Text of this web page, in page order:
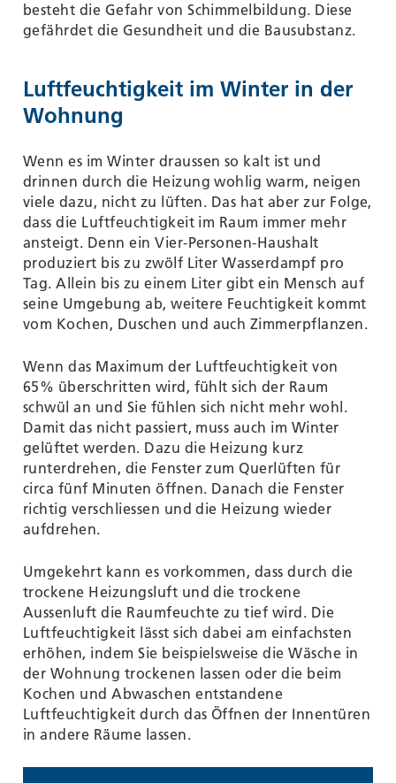
besteht die Gefahr von Schimmelbildung. Diese
gefährdet die Gesundheit und die Bausubstanz.
Luftfeuchtigkeit im Winter in der
Wohnung
Wenn es im Winter draussen so kalt ist und
drinnen durch die Heizung wohlig warm, neigen
viele dazu, nicht zu lüften. Das hat aber zur Folge,
dass die Luftfeuchtigkeit im Raum immer mehr
ansteigt. Denn ein Vier-Personen-Haushalt
produziert bis zu zwölf Liter Wasserdampf pro
Tag. Allein bis zu einem Liter gibt ein Mensch auf
seine Umgebung ab, weitere Feuchtigkeit kommt
vom Kochen, Duschen und auch Zimmerpflanzen.
Wenn das Maximum der Luftfeuchtigkeit von
65% überschritten wird, fühlt sich der Raum
schwül an und Sie fühlen sich nicht mehr wohl.
Damit das nicht passiert, muss auch im Winter
gelüftet werden. Dazu die Heizung kurz
runterdrehen, die Fenster zum Querlüften für
circa fünf Minuten öffnen. Danach die Fenster
richtig verschliessen und die Heizung wieder
aufdrehen.
Umgekehrt kann es vorkommen, dass durch die
trockene Heizungsluft und die trockene
Aussenluft die Raumfeuchte zu tief wird. Die
Luftfeuchtigkeit lässt sich dabei am einfachsten
erhöhen, indem Sie beispielsweise die Wäsche in
der Wohnung trockenen lassen oder die beim
Kochen und Abwaschen entstandene
Luftfeuchtigkeit durch das Öffnen der Innentüren
in andere Räume lassen.